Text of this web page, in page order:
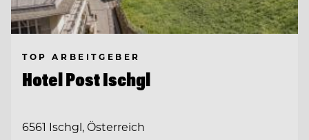
TOP ARBEITGEBER
Hotel Post Ischgl
6561 Ischgl, Österreich